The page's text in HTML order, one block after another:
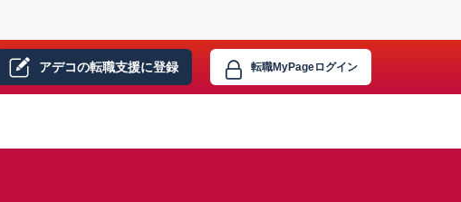
アデコの転職支援に登録 転職MyPageログイン